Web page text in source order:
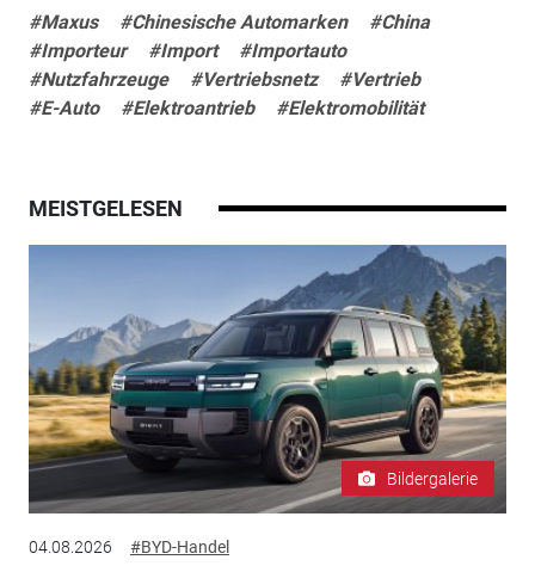
#Maxus #Chinesische Automarken
#China
#Importeur
#Import
#Importauto
#Nutzfahrzeuge
#Vertriebsnetz
#Vertrieb
#E-Auto
#Elektroantrieb #Elektromobilität
MEISTGELESEN
Bildergalerie
04.08.2026 #BYD-Handel